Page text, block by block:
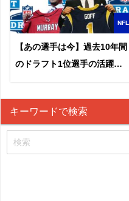
NFL
【あの選手は今】過去10年間
のドラフト1位選手の活躍を
キーワードで検索